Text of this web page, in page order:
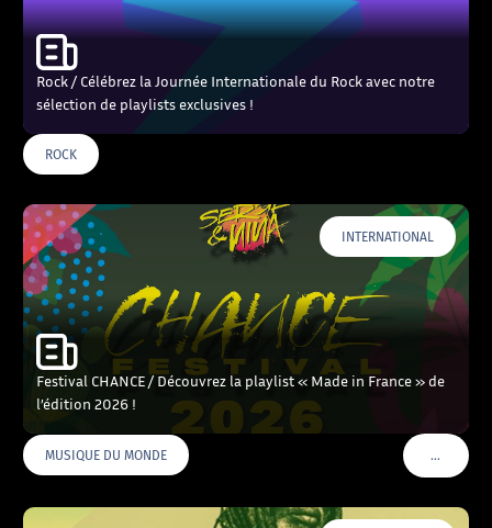
Rock / Célébrez la Journée Internationale du Rock avec notre
sélection de playlists exclusives !
ROCK
INTERNATIONAL
Festival CHANCE / Découvrez la playlist « Made in France » de
l’édition 2026 !
MUSIQUE DU MONDE …VOIR